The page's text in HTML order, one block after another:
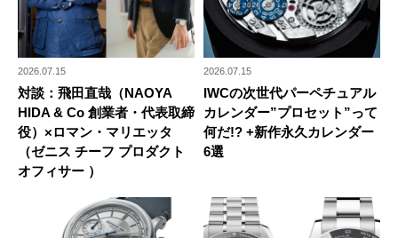
2026.07.15
対談：飛田直哉（NAOYA
HIDA & Co 創業者・代表取締
役）×ロマン・マリエッタ
（ゼニス チーフ プロダクト
オフィサー ）
2026.07.15
IWCの次世代パーペチュアル
カレンダー”プロセット”って
何だ!? +新作永久カレンダー
6選